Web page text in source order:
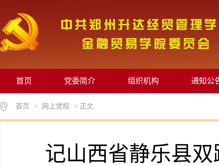
首页 党委简介 组织机构 通知公
首页 > 网上党校 > 正文
记山西省静乐县